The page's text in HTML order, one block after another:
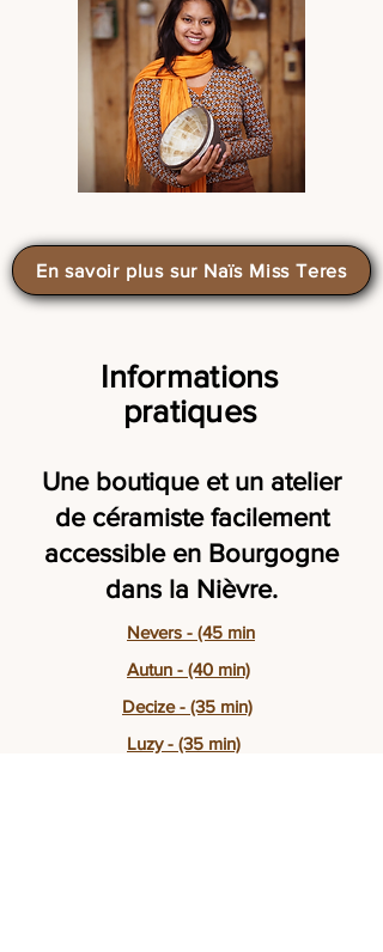
En savoir plus sur Naïs Miss Teres
Informations
pratiques
Une boutique et un atelier
de céramiste facilement
accessible en Bourgogne
dans la Nièvre.
Nevers - (45 min
Autun - (40 min)
Decize - (35 min)
Luzy - (35 min)